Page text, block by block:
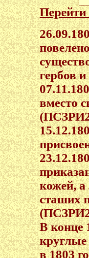
гербов
вместо
кожей, а
сташих
В конце
в 1803